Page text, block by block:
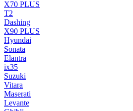
X70 PLUS
T2
Dashing
X90 PLUS
Hyundai
Sonata
Elantra
ix35
Suzuki
Vitara
Maserati
Levante